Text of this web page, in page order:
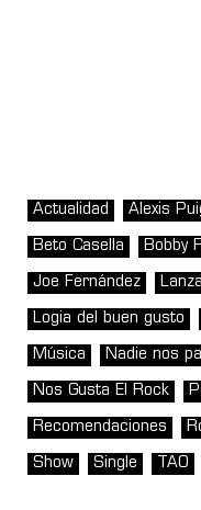
Actualidad Alexis
Beto Casella Bobby
Joe Fernández
Logia del buen gusto
Música Nadie nos
Nos Gusta El Rock
Recomendaciones
Show Single TAO